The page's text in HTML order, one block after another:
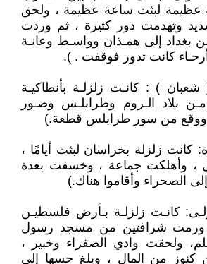
عظيمة لبثت ساعة عظيمة ، ولحق
وتهدمت دور كثيرة ، ثم وردت
من بغداد إلى همـذان وواسـط وعانـة
كانت تدور فوقفت . ).
) :‏ كانـت زلزلـة بأنطاكيـة
مـن بلاد الـروم وطرابلـس وصـور
ووقع من سور طرابلس قطعة‏.‏)
كانت زلزلة بخراسان لبثت أيامًا ،
، وأهلكت جماعة ، وخسفت بعدة
الصحراء وأقاموا هناك‏.‏)
كانـت زلزلـة بـأرض فلسطيـن
ورمت شرافتين من مسجد رسول
ولحقت وادي الصفراء وخبير ،
من المال ، وبلغ حسها إلى